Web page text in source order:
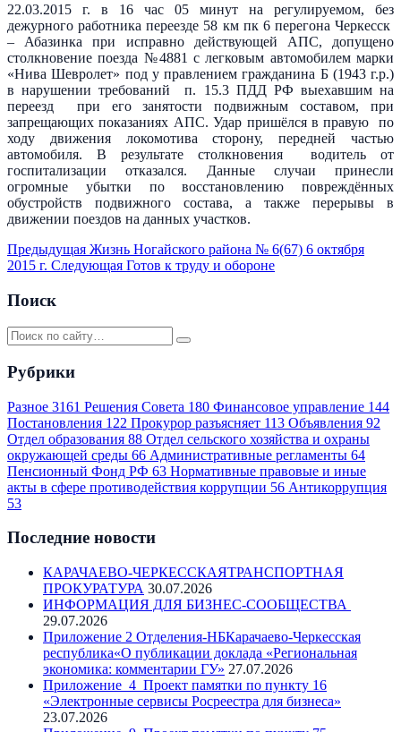
22.03.2015 г. в 16 час 05 минут на регулируемом, без
дежурного работника переезде 58 км пк 6 перегона Черкесск
– Абазинка при исправно действующей АПС, допущено
столкновение поезда №4881 с легковым автомобилем марки
«Нива Шевролет» под у правлением гражданина Б (1943 г.р.)
в нарушении требований п. 15.3 ПДД РФ выехавшим на
переезд при его занятости подвижным составом, при
запрещающих показаниях АПС. Удар пришёлся в правую по
ходу движения локомотива сторону, передней частью
автомобиля. В результате столкновения водитель от
госпитализации отказался. Данные случаи принесли
огромные убытки по восстановлению повреждённых
обустройств подвижного состава, а также перерывы в
движении поездов на данных участков.
Предыдущая Жизнь Ногайского района № 6(67) 6 октября
2015 г. Следующая Готов к труду и обороне
Поиск
Рубрики
Разное 3161 Решения Совета 180 Финансовое управление 144
Постановления 122 Прокурор разъясняет 113 Объявления 92
Отдел образования 88 Отдел сельского хозяйства и охраны
окружающей среды 66 Административные регламенты 64
Пенсионный Фонд РФ 63 Нормативные правовые и иные
акты в сфере противодействия коррупции 56 Антикоррупция
53
Последние новости
КАРАЧАЕВО-ЧЕРКЕССКАЯТРАНСПОРТНАЯ
ПРОКУРАТУРА 30.07.2026
ИНФОРМАЦИЯ ДЛЯ БИЗНЕС-СООБЩЕСТВА
29.07.2026
Приложение 2 Отделения-НБКарачаево-Черкесская
республика«О публикации доклада «Региональная
экономика: комментарии ГУ» 27.07.2026
Приложение_4_Проект памятки по пункту 16
«Электронные сервисы Росреестра для бизнеса»
23.07.2026